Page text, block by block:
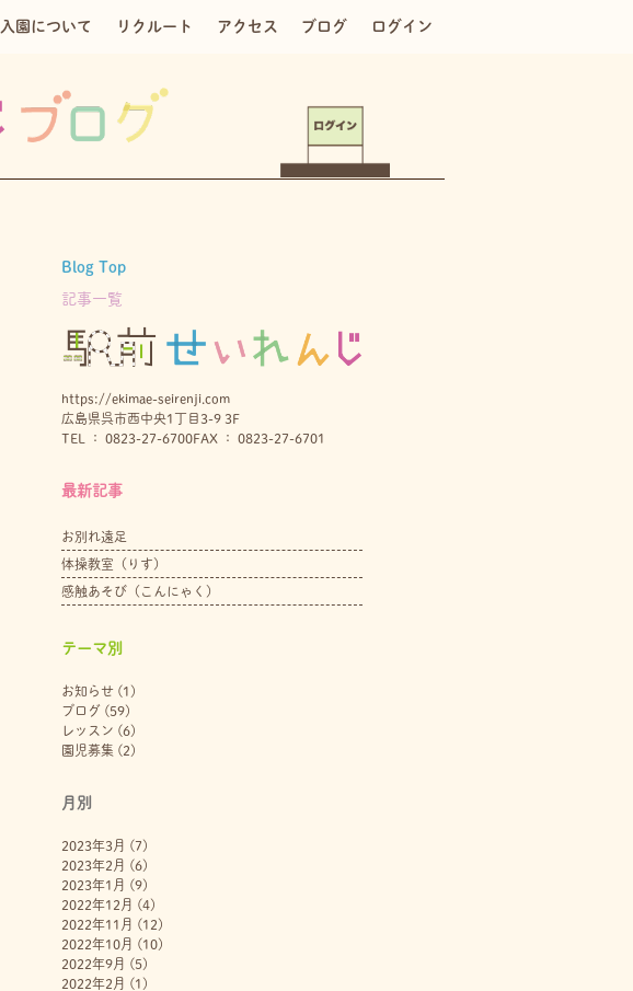
入園について リクルート アクセス ブログ ログイン
Blog Top
記事一覧
https://ekimae-seirenji.com
広島県呉市西中央1丁目3-9 3F
TEL ： 0823-27-6700FAX ： 0823-27-6701
最新記事
お別れ遠足
体操教室（りす）
感触あそび（こんにゃく）
テーマ別
お知らせ(1)
ブログ(59)
レッスン (6)
園児募集 (2)
月別
2023年3月 (7)
2023年2月 (6)
2023年1月 (9)
2022年12月 (4)
2022年11月 (12)
2022年10月 (10)
2022年9月 (5)
2022年2月 (1)